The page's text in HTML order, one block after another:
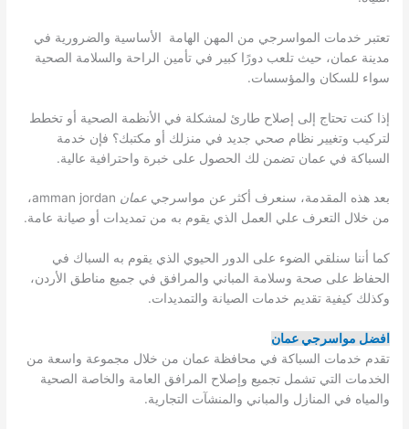
تعتبر خدمات المواسرجي من المهن الهامة الأساسية والضرورية في
مدينة عمان، حيث تلعب دورًا كبير في تأمين الراحة والسلامة الصحية
سواء للسكان والمؤسسات.
إذا كنت تحتاج إلى إصلاح طارئ لمشكلة في الأنظمة الصحية أو تخطط
لتركيب وتغيير نظام صحي جديد في منزلك أو مكتبك؟ فإن خدمة
السباكة في عمان تضمن لك الحصول على خبرة واحترافية عالية.
بعد هذه المقدمة، سنعرف أكثر عن مواسرجيعمان
amman jordan،
من خلال التعرف علي العمل الذي يقوم به من تمديدات أو صيانة عامة.
كما أننا سنلقي الضوء على الدور الحيوي الذي يقوم به السباك في
الحفاظ على صحة وسلامة المباني والمرافق في جميع مناطق الأردن،
وكذلك كيفية تقديم خدمات الصيانة والتمديدات.
افضل مواسرجي عمان
تقدم خدمات السباكة في محافظة عمان من خلال مجموعة واسعة من
الخدمات التي تشمل تجميع وإصلاح المرافق العامة والخاصة الصحية
والمياه في المنازل والمباني والمنشآت التجارية.